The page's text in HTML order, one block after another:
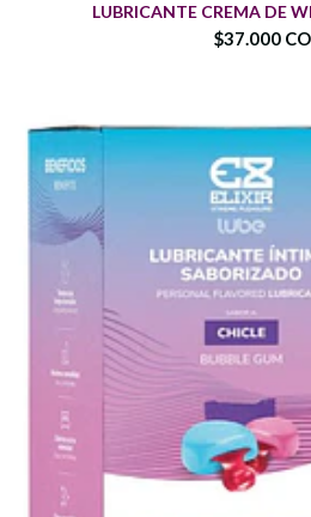
LUBRICANTE CREMA DE
$37.000